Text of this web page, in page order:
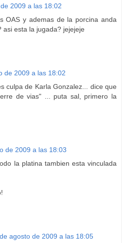
2009 a las 18:02
OAS y ademas de la porcina anda
asi esta la jugada? jejejeje
de 2009 a las 18:02
culpa de Karla Gonzalez... dice que
de vias" ... puta sal, primero la
de 2009 a las 18:03
la platina tambien esta vinculada
agosto de 2009 a las 18:05